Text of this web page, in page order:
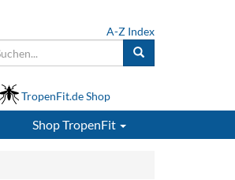
A-Z Index
TropenFit.de Shop
ShopTropenFit